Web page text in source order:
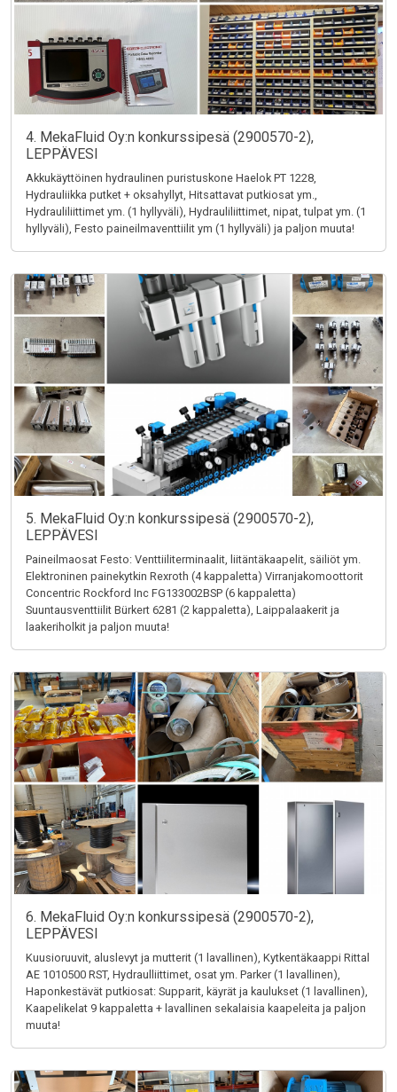
4. MekaFluid Oy:n konkurssipesä (2900570-2),
LEPPÄVESI
Akkukäyttöinen hydraulinen puristuskone Haelok PT 1228,
Hydrauliikka putket + oksahyllyt, Hitsattavat putkiosat ym.,
Hydrauliliittimet ym. (1 hyllyväli), Hydrauliliittimet, nipat, tulpat ym. (1
hyllyväli), Festo paineilmaventtiilit ym (1 hyllyväli) ja paljon muuta!
5. MekaFluid Oy:n konkurssipesä (2900570-2),
LEPPÄVESI
Paineilmaosat Festo: Venttiiliterminaalit, liitäntäkaapelit, säiliöt ym.
Elektroninen painekytkin Rexroth (4 kappaletta) Virranjakomoottorit
Concentric Rockford Inc FG133002BSP (6 kappaletta)
Suuntausventtiilit Bürkert 6281 (2 kappaletta), Laippalaakerit ja
laakeriholkit ja paljon muuta!
6. MekaFluid Oy:n konkurssipesä (2900570-2),
LEPPÄVESI
Kuusioruuvit, aluslevyt ja mutterit (1 lavallinen), Kytkentäkaappi Rittal
AE 1010500 RST, Hydraulliittimet, osat ym. Parker (1 lavallinen),
Haponkestävät putkiosat: Supparit, käyrät ja kaulukset (1 lavallinen),
Kaapelikelat 9 kappaletta + lavallinen sekalaisia kaapeleita ja paljon
muuta!